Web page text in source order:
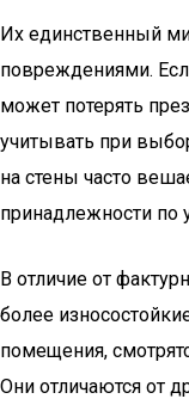
Их единственный
повреждениями.
может потерять
учитывать при
на стены часто
принадлежности по
В отличие от
более
помещения,
Они отличаются от